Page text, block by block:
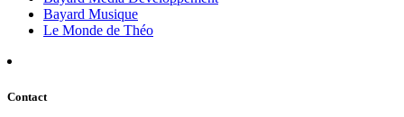
Bayard Musique
Le Monde de Théo
Contact